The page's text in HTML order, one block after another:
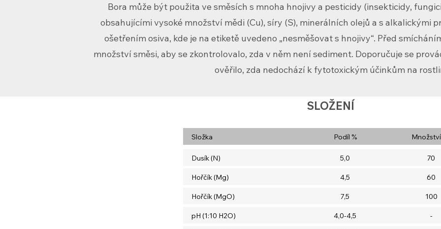
Bora může být použita ve směsích s mnoha hnojivy a pesticidy (insekticidy,
obsahujícími vysoké množství mědi (Cu), síry (S), minerálních olejů a s alkalickými
ošetřením osiva, kde je na etiketě uvedeno „nesměšovat s hnojivy“. Před
množství směsi, aby se zkontrolovalo, zda v něm není sediment. Doporučuje se
ověřilo, zda nedochází k fytotoxickým účinkům na
SLOŽENÍ
Složka Podíl %
Dusík (N) 5,0 70
Hořčík (Mg) 4,5 60
Hořčík (MgO) 7,5 100
pH (1:10 H2O) 4,0-4,5 -